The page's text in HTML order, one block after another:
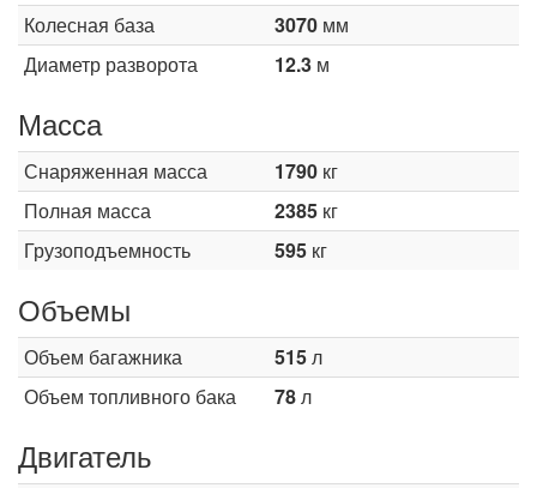
Колесная база
3070 мм
Диаметр разворота
12.3 м
Масса
Снаряженная масса 1790 кг
Полная масса
2385 кг
Грузоподъемность
595 кг
Объемы
Объем багажника 515л
Объем топливного бака
78л
Двигатель